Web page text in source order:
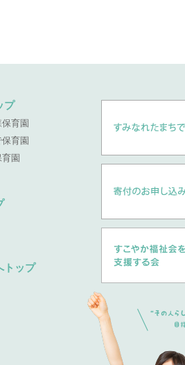
プ
育園
育園
園
トップ